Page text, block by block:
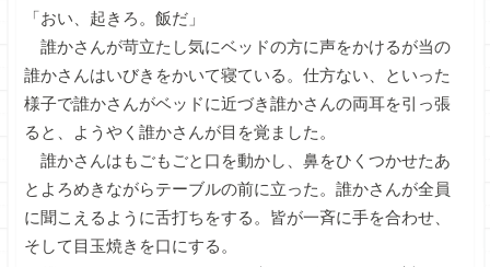
「おい、起きろ。飯だ」
誰かさんが苛立たし気にベッドの方に声をかけるが当の
誰かさんはいびきをかいて寝ている。仕方ない、といった
様子で誰かさんがベッドに近づき誰かさんの両耳を引っ張
ると、ようやく誰かさんが目を覚ました。
誰かさんはもごもごと口を動かし、鼻をひくつかせたあ
とよろめきながらテーブルの前に立った。誰かさんが全員
に聞こえるように舌打ちをする。皆が一斉に手を合わせ、
そして目玉焼きを口にする。